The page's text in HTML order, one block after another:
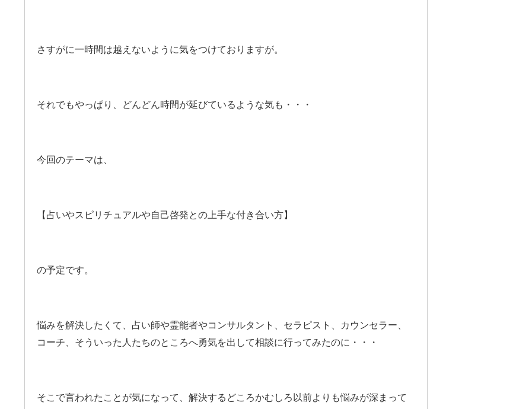
さすがに一時間は越えないように気をつけておりますが。
それでもやっぱり、どんどん時間が延びているような気も・・・
今回のテーマは、
【占いやスピリチュアルや自己啓発との上手な付き合い方】
の予定です。
悩みを解決したくて、占い師や霊能者やコンサルタント、セラピスト、カウンセラー、
コーチ、そういった人たちのところへ勇気を出して相談に行ってみたのに・・・
そこで言われたことが気になって、解決するどころかむしろ以前よりも悩みが深まって